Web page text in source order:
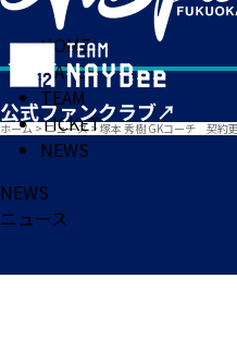
HOME
MATCH
TEAM
TICKET
NEWS
ホーム > ニュース> 塚本 秀樹 GKコーチ 契約
NEWS
ニュース